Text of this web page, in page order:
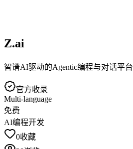
Z.ai
智谱AI驱动的Agentic编程与对话平台
官方收录
Multi-language
免费
AI编程开发
0收藏